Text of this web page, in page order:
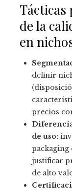
Tácticas
de la
en
definir
precios
de uso:
packaging
justificar
de alto